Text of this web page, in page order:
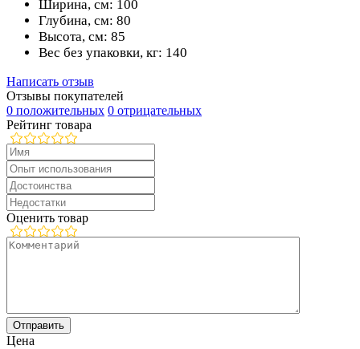
Ширина, см: 100
Глубина, см: 80
Высота, см: 85
Вес без упаковки, кг: 140
Написать отзыв
Отзывы покупателей
0 положительных 0 отрицательных
Рейтинг товара
Оценить товар
Цена